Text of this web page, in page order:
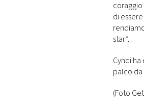
EVENTI
TV
di
star”.
Cyndi
palco da
(Foto